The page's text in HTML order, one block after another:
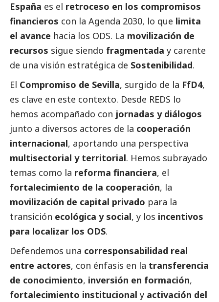
España es el retroceso en los compromisos
financieros con la Agenda 2030, lo que limita
el avance hacia los ODS. La movilización de
recursos sigue siendo fragmentada y carente
de una visión estratégica de Sostenibilidad.
El Compromiso de Sevilla, surgido de la FfD4,
es clave en este contexto. Desde REDS lo
hemos acompañado con jornadas y diálogos
junto a diversos actores de la cooperación
internacional, aportando una perspectiva
multisectorial y territorial. Hemos subrayado
temas como la reforma financiera, el
fortalecimiento de la cooperación, la
movilización de capital privado para la
transición ecológica y social, y los incentivos
para localizar los ODS.
Defendemos una corresponsabilidad real
entre actores, con énfasis en la transferencia
de conocimiento, inversión en formación,
fortalecimiento institucional y activación del